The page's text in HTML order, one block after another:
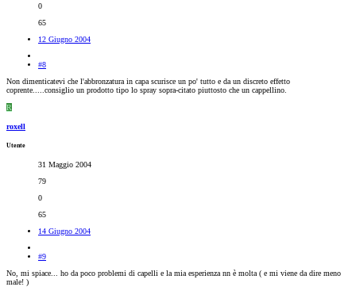
0
65
12 Giugno 2004
#8
Non dimenticatevi che l'abbronzatura in capa scurisce un po' tutto e da un discreto effetto
coprente.....consiglio un prodotto tipo lo spray sopra-citato piuttosto che un cappellino.
R
roxell
Utente
31 Maggio 2004
79
0
65
14 Giugno 2004
#9
No, mi spiace... ho da poco problemi di capelli e la mia esperienza nn è molta ( e mi viene da dire meno
male! )